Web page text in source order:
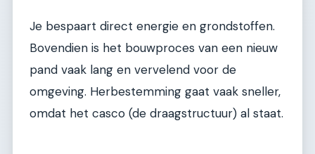
Je bespaart direct energie en grondstoffen.
Bovendien is het bouwproces van een nieuw
pand vaak lang en vervelend voor de
omgeving. Herbestemming gaat vaak sneller,
omdat het casco (de draagstructuur) al staat.